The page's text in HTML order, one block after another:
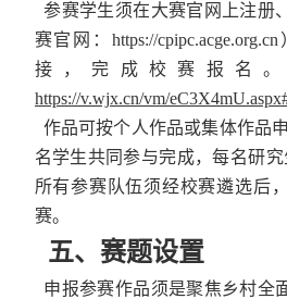
参赛学生须在大赛官网上注册
赛官网： https://cpipc.acge.org.cn
接，完成校赛报名。
https://v.wjx.cn/vm/
作品可按个人作品或集体作品
名学生共同参与完成，每名研
所有参赛队伍须经校赛遴选后
赛。
五、赛题设置
申报参赛作品须是聚焦乡村全